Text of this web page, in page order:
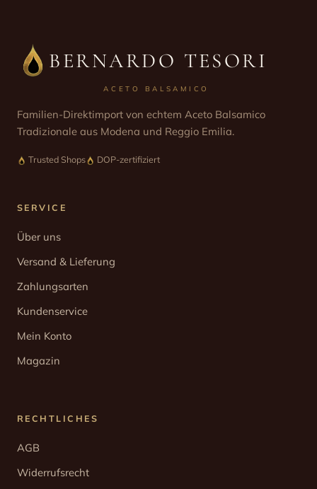
BERNARDO TESORI
ACETO BALSAMICO
Familien-Direktimport von echtem Aceto Balsamico
Tradizionale aus Modena und Reggio Emilia.
Trusted Shops DOP-zertifiziert
SERVICE
Über uns
Versand & Lieferung
Zahlungsarten
Kundenservice
Mein Konto
Magazin
RECHTLICHES
AGB
Widerrufsrecht